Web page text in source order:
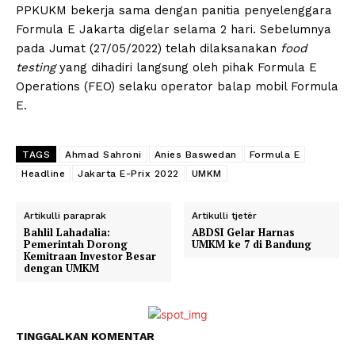
PPKUKM bekerja sama dengan panitia penyelenggara
Formula E Jakarta digelar selama 2 hari. Sebelumnya
pada Jumat (27/05/2022) telah dilaksanakan food
testingyang dihadiri langsung oleh pihak Formula E
Operations (FEO) selaku operator balap mobil Formula
E.
TAGS Ahmad Sahroni Anies Baswedan
Formula E
Headline
Jakarta E-Prix 2022 UMKM
Artikulli paraprak
Bahlil Lahadalia:
Pemerintah Dorong
Kemitraan Investor Besar
dengan UMKM
Artikulli tjetër
ABDSI Gelar Harnas
UMKM ke 7 di Bandung
TINGGALKAN KOMENTAR